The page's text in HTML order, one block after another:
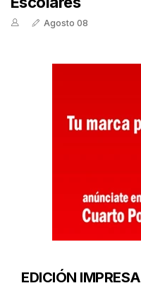
Agosto 08
EDICIÓN IMPRESA